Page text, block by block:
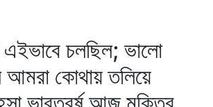
চলছিল; ভালো
আমরা কোথায় তলিয়ে